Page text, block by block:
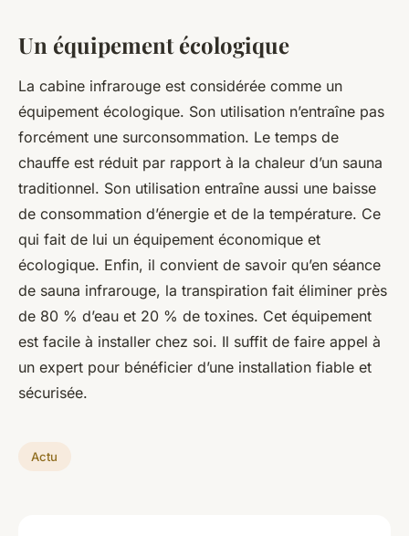
Un équipement écologique
La cabine infrarouge est considérée comme un
équipement écologique. Son utilisation n’entraîne pas
forcément une surconsommation. Le temps de
chauffe est réduit par rapport à la chaleur d’un sauna
traditionnel. Son utilisation entraîne aussi une baisse
de consommation d’énergie et de la température. Ce
qui fait de lui un équipement économique et
écologique. Enfin, il convient de savoir qu’en séance
de sauna infrarouge, la transpiration fait éliminer près
de 80 % d’eau et 20 % de toxines. Cet équipement
est facile à installer chez soi. Il suffit de faire appel à
un expert pour bénéficier d’une installation fiable et
sécurisée.
Actu